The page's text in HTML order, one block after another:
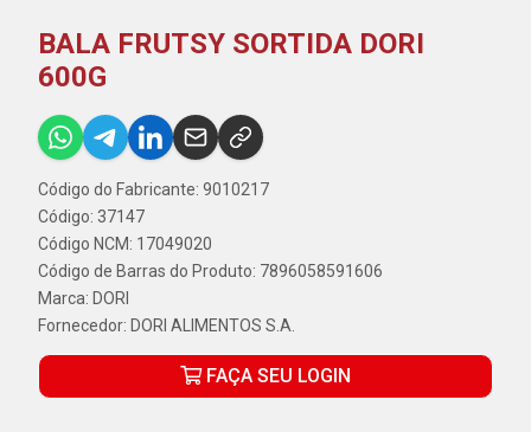
BALA FRUTSY SORTIDA DORI
600G
Código do Fabricante: 9010217
Código: 37147
Código NCM: 17049020
Código de Barras do Produto: 7896058591606
Marca: DORI
Fornecedor: DORI ALIMENTOS S.A.
FAÇA SEU LOGIN